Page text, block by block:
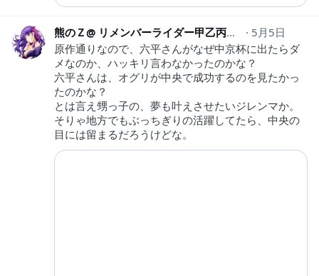
熊のＺ@ リメンバーライダー甲乙丙 sakurider_ltd
5月5日
原作通りなので、六平さんがなぜ中京杯に出たらダ
メなのか、ハッキリ言わなかったのかな？
六平さんは、オグリが中央で成功するのを見たかっ
たのかな？
とは言え甥っ子の、夢も叶えさせたいジレンマか。
そりゃ地方でもぶっちぎりの活躍してたら、中央の
目には留まるだろうけどな。